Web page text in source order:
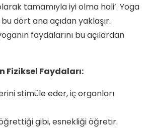
tamamıyla iyi olma hali’. Yoga
dört ana açıdan yaklaşır.
faydalarını bu açılardan
Fiziksel Faydaları:
stimüle eder, iç organları
gibi, esnekliği öğretir.